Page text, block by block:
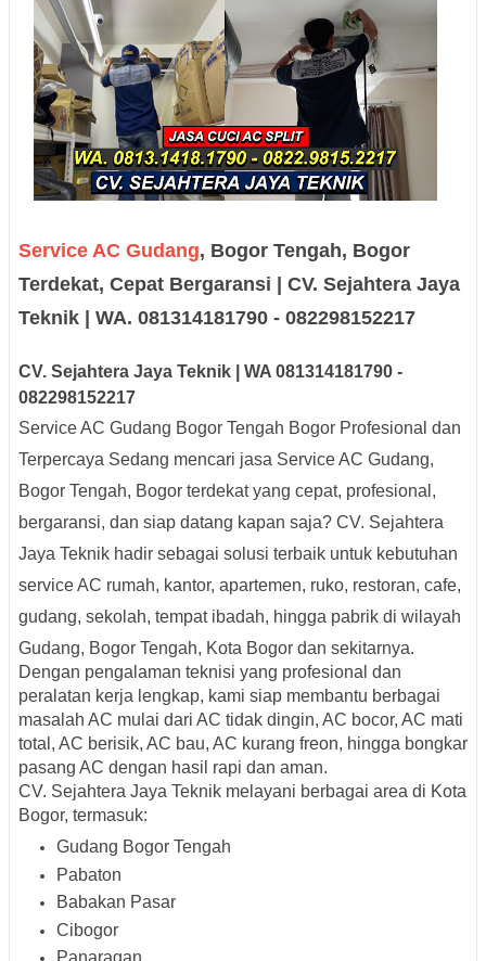
Service AC Gudang, Bogor Tengah, Bogor
Terdekat, Cepat Bergaransi | CV. Sejahtera Jaya
Teknik | WA. 081314181790 - 082298152217
CV. Sejahtera Jaya Teknik | WA 081314181790 -
082298152217
Service AC Gudang Bogor Tengah Bogor Profesional dan
Terpercaya Sedang mencari jasa Service AC Gudang,
Bogor Tengah, Bogor terdekat yang cepat, profesional,
bergaransi, dan siap datang kapan saja? CV. Sejahtera
Jaya Teknik hadir sebagai solusi terbaik untuk kebutuhan
service AC rumah, kantor, apartemen, ruko, restoran, cafe,
gudang, sekolah, tempat ibadah, hingga pabrik di wilayah
Gudang, Bogor Tengah, Kota Bogor dan sekitarnya.
Dengan pengalaman teknisi yang profesional dan
peralatan kerja lengkap, kami siap membantu berbagai
masalah AC mulai dari AC tidak dingin, AC bocor, AC mati
total, AC berisik, AC bau, AC kurang freon, hingga bongkar
pasang AC dengan hasil rapi dan aman.
CV. Sejahtera Jaya Teknik melayani berbagai area di Kota
Bogor, termasuk:
Gudang Bogor Tengah
Pabaton
Babakan Pasar
Cibogor